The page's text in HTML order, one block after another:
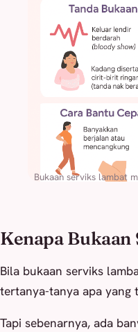
Bukaan serviks lambat
Kenapa Bukaan
Bila bukaan serviks
tertanya-tanya apa yang
Tapi sebenarnya, ada